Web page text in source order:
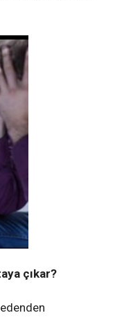
çıkar?